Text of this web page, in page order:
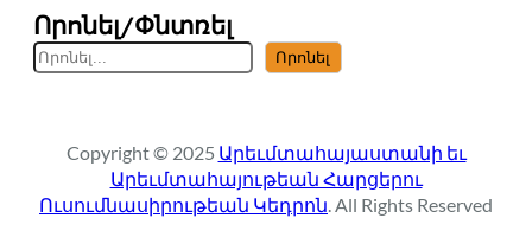
Որոնել/Փնտռել
S
e
c
h
Որոնել
Copyright © 2025 Արեւմտահայաստանի եւ
Արեւմտահայութեան Հարցերու
Ուսումնասիրութեան Կեդրոն. All Rights Reserved